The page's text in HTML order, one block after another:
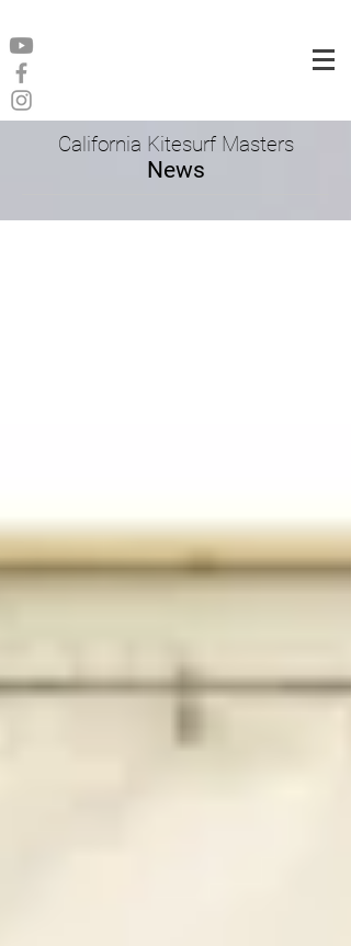
California Kitesurf Masters
News